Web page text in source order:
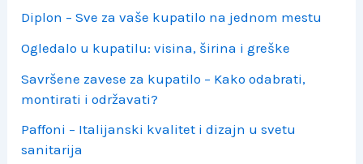
Diplon – Sve za vaše kupatilo na jednom mestu
Ogledalo u kupatilu: visina, širina i greške
Savršene zavese za kupatilo – Kako odabrati,
montirati i održavati?
Paffoni – Italijanski kvalitet i dizajn u svetu
sanitarija